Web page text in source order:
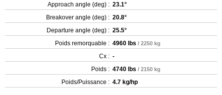
Approach angle (deg) : 23.1°
Breakover angle (deg) : 20.8°
Departure angle (deg) : 25.5°
Poids remorquable : 4960 lbs / 2250 kg
Cx : -
Poids : 4740 lbs / 2150 kg
Poids/Puissance : 4.7 kg/hp